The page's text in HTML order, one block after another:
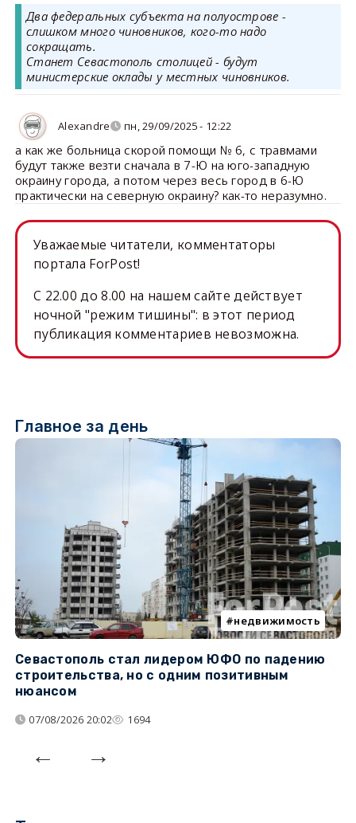
Два федеральных субъекта на полуострове -
слишком много чиновников, кого-то надо
сокращать.
Станет Севастополь столицей - будут
министерские оклады у местных чиновников.
Alexandre пн, 29/09/2025 - 12:22
а как же больница скорой помощи № 6, с травмами
будут также везти сначала в 7-Ю на юго-западную
окраину города, а потом через весь город в 6-Ю
практически на северную окраину? как-то неразумно.
Уважаемые читатели, комментаторы
портала ForPost!
C 22.00 до 8.00 на нашем сайте действует
ночной "режим тишины": в этот период
публикация комментариев невозможна.
Главное за день
недвижимость
Севастополь стал лидером ЮФО по падению
строительства, но с одним позитивным
нюансом
07/08/2026 20:02 1694